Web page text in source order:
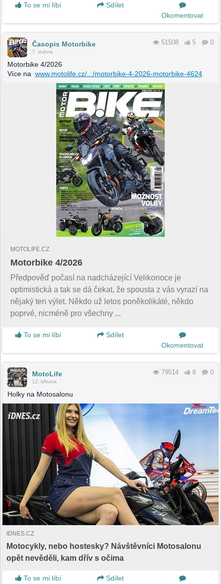
To se mi líbí
Sdílet
Okomentovat
Časopis Motorbike
7. dubna
51508 5 0
Motorbike 4/2026
Více na www.motolife.cz/.../motorbike-4-2026-motorbike-4624
MOTOLIFE.CZ
Motorbike 4/2026
Předpověď počasí na nadcházející Velikonoce je
optimistická a tak se dá čekat, že spousta z vás vyrazí na
nějaký ten výlet. Někdo už letos poněkolikáté, někdo
poprvé, nicméně pro všechny ...
To se mi líbí
Sdílet
Okomentovat
MotoLife
12. března
79514 8 0
Holky na Motosalonu
IDNES.CZ
Motocykly, nebo hostesky? Návštěvníci Motosalonu
opět nevěděli, kam dřív s očima
To se mi líbí
Sdílet